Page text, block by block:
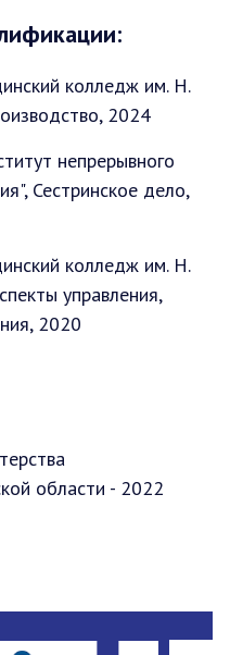
колледж им. Н.
2024
непрерывного
Сестринское дело,
колледж им. Н.
управления,
2020
области - 2022